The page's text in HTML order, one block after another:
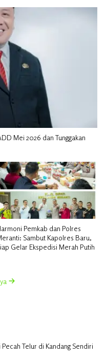
Mei 2026 dan Tunggakan
Pemkab dan Polres
Sambut Kapolres Baru,
Gelar Ekspedisi Merah Putih
Telur di Kandang Sendiri